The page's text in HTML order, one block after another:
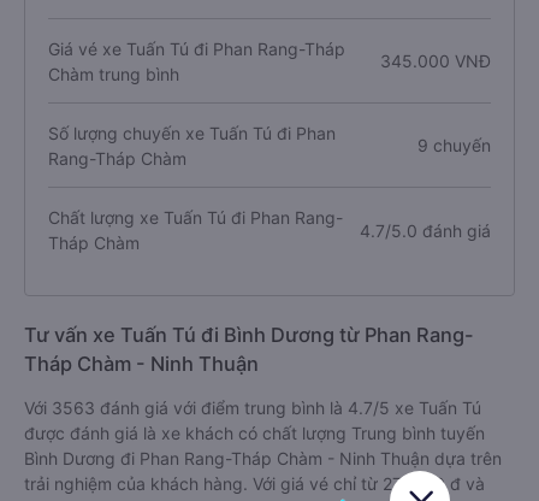
Giá vé xe Tuấn Tú đi Phan Rang-Tháp
Chàm trung bình
345.000 VNĐ
Số lượng chuyến xe Tuấn Tú đi Phan
Rang-Tháp Chàm
9 chuyến
Chất lượng xe Tuấn Tú đi Phan Rang-
Tháp Chàm
4.7/5.0 đánh giá
Tư vấn xe Tuấn Tú đi Bình Dương từ Phan Rang-
Tháp Chàm - Ninh Thuận
Với 3563 đánh giá với điểm trung bình là 4.7/5 xe Tuấn Tú
được đánh giá là xe khách có chất lượng Trung bình tuyến
Bình Dương đi Phan Rang-Tháp Chàm - Ninh Thuận dựa trên
trải nghiệm của khách hàng. Với giá vé chỉ từ 270000 đ và